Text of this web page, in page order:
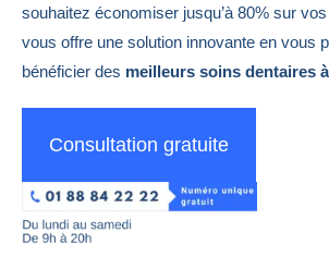
souhaitez économiser jusqu’à 80% sur
vous offre une solution innovante en vous
bénéficier des meilleurs soins dentaires
Consultation gratuite